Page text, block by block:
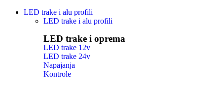
LED trake i alu profili
LED trake i alu profili
LED trake i oprema
LED trake 12v
LED trake 24v
Napajanja
Kontrole